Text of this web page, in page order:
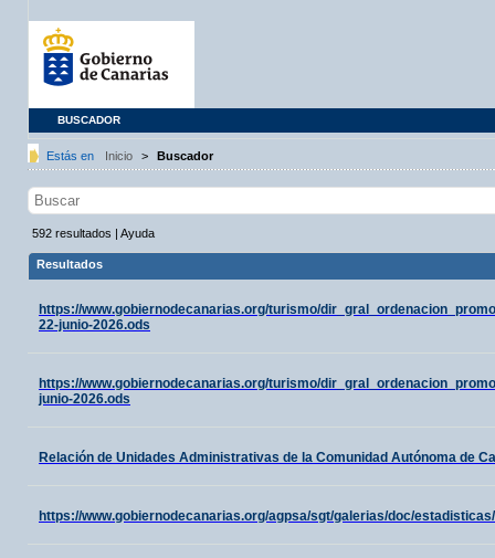
BUSCADOR
Estás en Inicio > Buscador
592 resultados | Ayuda
Resultados
https://www.gobiernodecanarias.org/turismo/
22-junio-2026.ods
https://www.gobiernodecanarias.org/turismo/
junio-2026.ods
Relación de Unidades Administrativas de la Comunidad Autónoma de
https://www.gobiernodecanarias.org/agpsa/sgt/galerias/doc/